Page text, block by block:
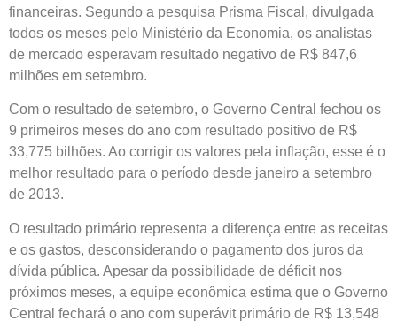
financeiras. Segundo a pesquisa Prisma Fiscal, divulgada
todos os meses pelo Ministério da Economia, os analistas
de mercado esperavam resultado negativo de R$ 847,6
milhões em setembro.
Com o resultado de setembro, o Governo Central fechou os
9 primeiros meses do ano com resultado positivo de R$
33,775 bilhões. Ao corrigir os valores pela inflação, esse é o
melhor resultado para o período desde janeiro a setembro
de 2013.
O resultado primário representa a diferença entre as receitas
e os gastos, desconsiderando o pagamento dos juros da
dívida pública. Apesar da possibilidade de déficit nos
próximos meses, a equipe econômica estima que o Governo
Central fechará o ano com superávit primário de R$ 13,548